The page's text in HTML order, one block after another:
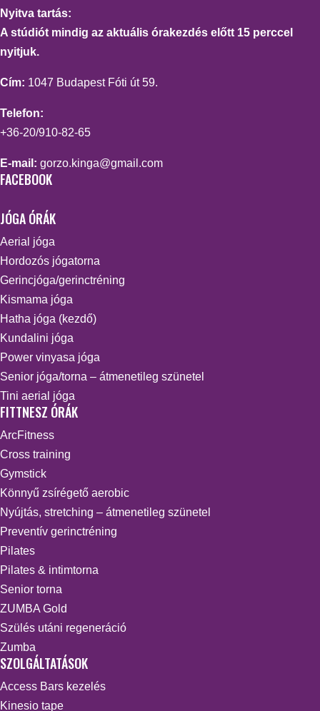
Nyitva tartás:
A stúdiót mindig az aktuális órakezdés előtt 15 perccel
nyitjuk.
Cím: 1047 Budapest Fóti út 59.
Telefon:
+36-20/910-82-65
E-mail: gorzo.kinga@gmail.com
FACEBOOK
JÓGA ÓRÁK
Aerial jóga
Hordozós jógatorna
Gerincjóga/gerinctréning
Kismama jóga
Hatha jóga (kezdő)
Kundalini jóga
Power vinyasa jóga
Senior jóga/torna – átmenetileg szünetel
Tini aerial jóga
FITTNESZ ÓRÁK
ArcFitness
Cross training
Gymstick
Könnyű zsírégető aerobic
Nyújtás, stretching – átmenetileg szünetel
Preventív gerinctréning
Pilates
Pilates & intimtorna
Senior torna
ZUMBA Gold
Szülés utáni regeneráció
Zumba
SZOLGÁLTATÁSOK
Access Bars kezelés
Kinesio tape